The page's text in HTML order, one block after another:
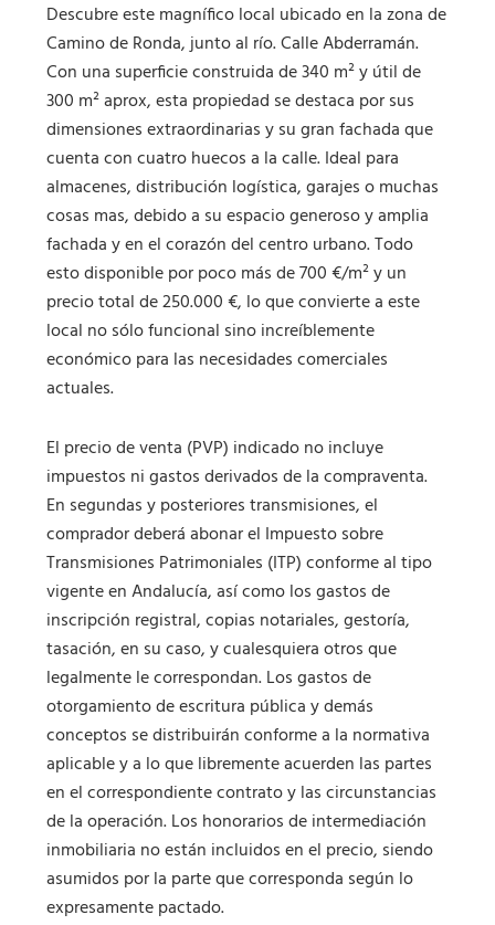
Descubre este magnífico local ubicado en la zona de
Camino de Ronda, junto al río. Calle Abderramán.
Con una superficie construida de 340 m² y útil de
300 m² aprox, esta propiedad se destaca por sus
dimensiones extraordinarias y su gran fachada que
cuenta con cuatro huecos a la calle. Ideal para
almacenes, distribución logística, garajes o muchas
cosas mas, debido a su espacio generoso y amplia
fachada y en el corazón del centro urbano. Todo
esto disponible por poco más de 700 €/m² y un
precio total de 250.000 €, lo que convierte a este
local no sólo funcional sino increíblemente
económico para las necesidades comerciales
actuales.
El precio de venta (PVP) indicado no incluye
impuestos ni gastos derivados de la compraventa.
En segundas y posteriores transmisiones, el
comprador deberá abonar el Impuesto sobre
Transmisiones Patrimoniales (ITP) conforme al tipo
vigente en Andalucía, así como los gastos de
inscripción registral, copias notariales, gestoría,
tasación, en su caso, y cualesquiera otros que
legalmente le correspondan. Los gastos de
otorgamiento de escritura pública y demás
conceptos se distribuirán conforme a la normativa
aplicable y a lo que libremente acuerden las partes
en el correspondiente contrato y las circunstancias
de la operación. Los honorarios de intermediación
inmobiliaria no están incluidos en el precio, siendo
asumidos por la parte que corresponda según lo
expresamente pactado.